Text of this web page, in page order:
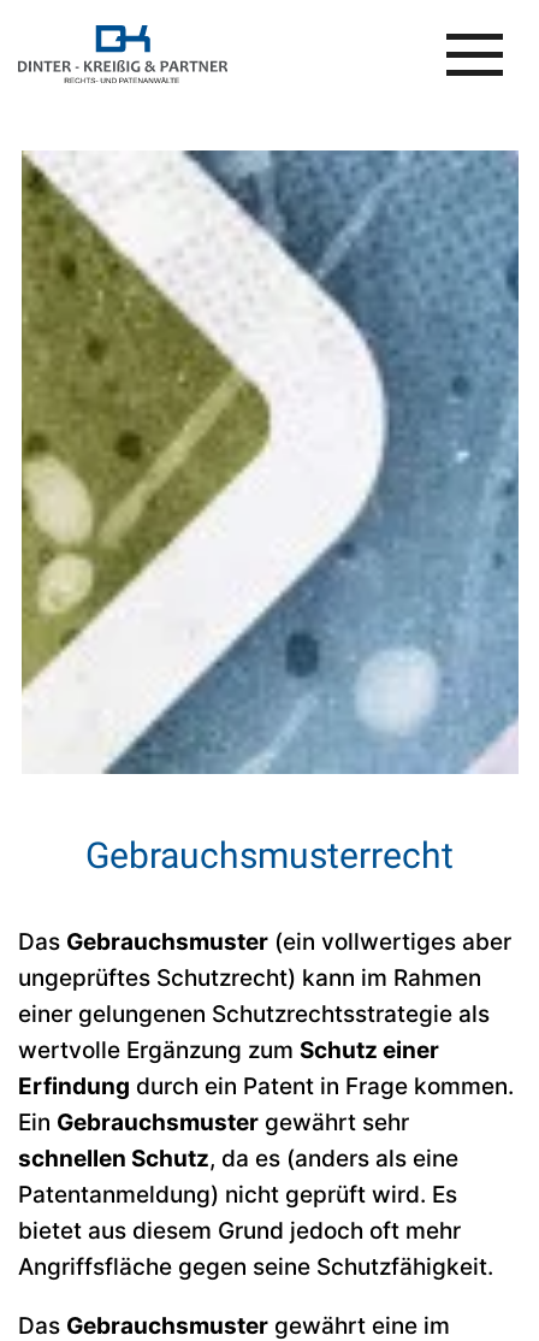
Gebrauchsmusterrecht
Das Gebrauchsmuster (ein vollwertiges aber
ungeprüftes Schutzrecht) kann im Rahmen
einer gelungenen Schutzrechtsstrategie als
wertvolle Ergänzung zum Schutz einer
Erfindung durch ein Patent in Frage kommen.
Ein Gebrauchsmuster gewährt sehr
schnellen Schutz, da es (anders als eine
Patentanmeldung) nicht geprüft wird. Es
bietet aus diesem Grund jedoch oft mehr
Angriffsfläche gegen seine Schutzfähigkeit.
Das Gebrauchsmuster gewährt eine im